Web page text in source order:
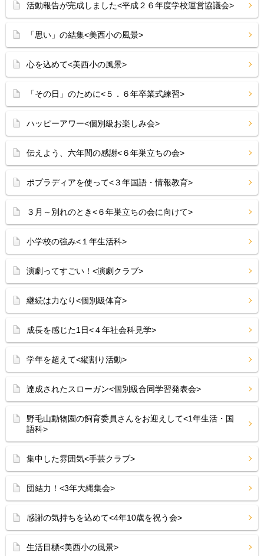
活動報告が完成しました<平成２６年度学校運営協議会>
「思い」の結集<美西小の風景>
心を込めて<美西小の風景>
「その日」のために<５．６年卒業式練習>
ハッピーアワー<個別級お楽しみ会>
伝えよう、六年間の感謝<６年巣立ちの会>
ポプラディアを使って<３年国語・情報教育>
３月～別れのとき<６年巣立ちの会に向けて>
小学校の強み<１年生活科>
演劇ってすごい！<演劇クラブ>
継続は力なり<個別級体育>
成長を感じた1日<４年社会科見学>
学年を超えて<縦割り活動>
達成されたスローガン<個別級合同学習発表会>
野毛山動物園の飼育委員さんをお迎えして<1年生活・国
語科>
集中した雰囲気<手芸クラブ>
団結力！<3年大縄集会>
感謝の気持ちを込めて<4年10歳を祝う会>
生活目標<美西小の風景>